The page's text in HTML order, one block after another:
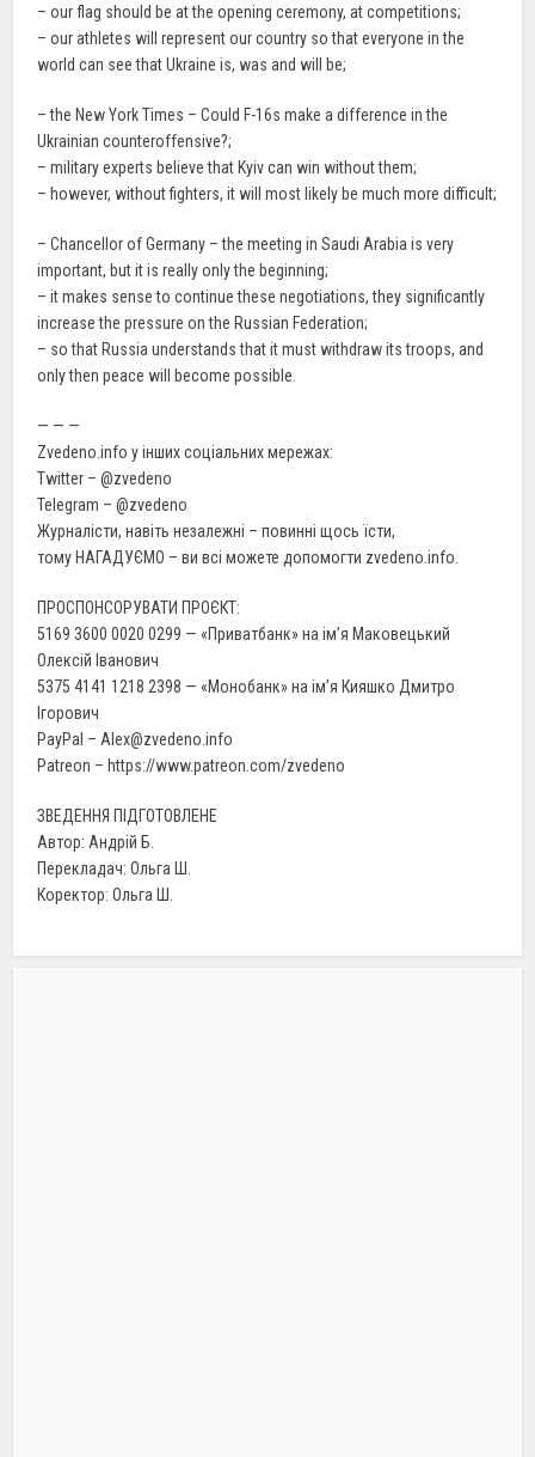
– our flag should be at the opening ceremony, at competitions;
– our athletes will represent our country so that everyone in the
world can see that Ukraine is, was and will be;
– the New York Times – Could F-16s make a difference in the
Ukrainian counteroffensive?;
– military experts believe that Kyiv can win without them;
– however, without fighters, it will most likely be much more difficult;
– Chancellor of Germany – the meeting in Saudi Arabia is very
important, but it is really only the beginning;
– it makes sense to continue these negotiations, they significantly
increase the pressure on the Russian Federation;
– so that Russia understands that it must withdraw its troops, and
only then peace will become possible.
— — —
Zvedeno.info у інших соціальних мережах:
Twitter – @zvedeno
Telegram – @zvedeno
Журналісти, навіть незалежні – повинні щось їсти,
тому НАГАДУЄМО – ви всі можете допомогти zvedeno.info.
ПРОСПОНСОРУВАТИ ПРОЄКТ:
5169 3600 0020 0299 — «Приватбанк» на ім’я Маковецький
Олексій Іванович
5375 4141 1218 2398 — «Монобанк» на ім’я Кияшко Дмитро
Ігорович
PayPal – Alex@zvedeno.info
Patreon – https://www.patreon.com/zvedeno
ЗВЕДЕННЯ ПІДГОТОВЛЕНЕ
Автор: Андрій Б.
Перекладач: Ольга Ш.
Коректор: Ольга Ш.